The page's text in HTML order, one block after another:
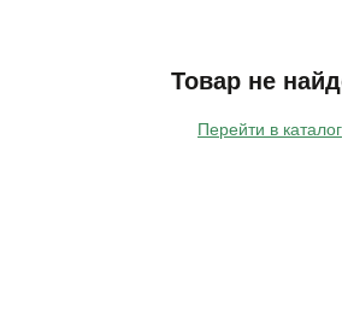
Товар не
Перейти в каталог